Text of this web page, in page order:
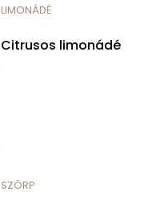
LIMONÁDÉ
Citrusos limonádé
SZÖRP